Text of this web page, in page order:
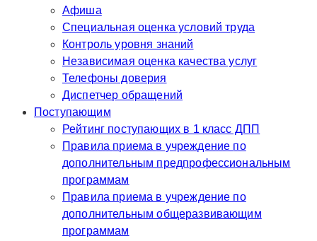
Афиша
Специальная оценка условий труда
Контроль уровня знаний
Независимая оценка качества услуг
Телефоны доверия
Диспетчер обращений
Поступающим
Рейтинг поступающих в 1 класс ДПП
Правила приема в учреждение по
дополнительным предпрофессиональным
программам
Правила приема в учреждение по
дополнительным общеразвивающим
программам